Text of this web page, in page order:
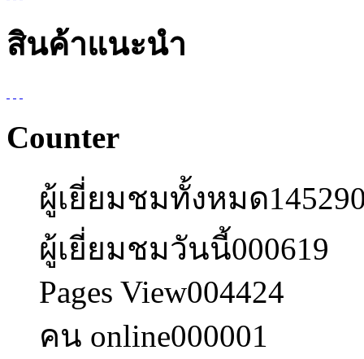
สินค้าแนะนำ
Counter
ผู้เยี่ยมชมทั้งหมด
ผู้เยี่ยมชมวันนี้000619
Pages View004424
คน online000001